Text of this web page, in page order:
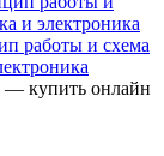
работы и схема
— купить онлайн